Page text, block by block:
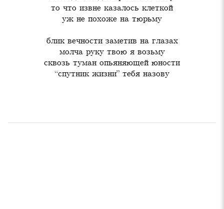
то что извне казалось клеткой
уж не похоже на тюрьму
блик вечности заметив на глазах
молча руку твою я возьму
сквозь туман опьяняющей юности
“спутник жизни” тебя назову